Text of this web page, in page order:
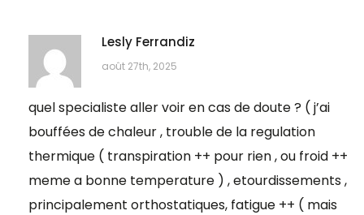
Lesly Ferrandiz
août 27th, 2025
quel specialiste aller voir en cas de doute ? ( j’ai
bouffées de chaleur , trouble de la regulation
thermique ( transpiration ++ pour rien , ou froid ++
meme a bonne temperature ) , etourdissements ,
principalement orthostatiques, fatigue ++ ( mais